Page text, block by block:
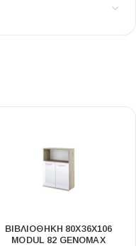
ΒΙΒΛΙΟΘΉΚΗ 80X36X106
MODUL 82 GENOMAX